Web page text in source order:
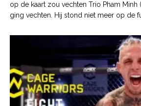
op de kaart zou vechten Trio Pham Minh
ging vechten. Hij stond niet meer op de